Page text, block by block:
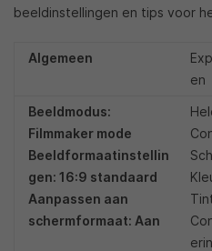
beeldinstellingen en tips voor
Algemeen
en
Beeldmodus:
Filmmaker mode
Beeldformaatinstellin
gen: 16:9 standaard
Aanpassen aan
schermformaat: Aan